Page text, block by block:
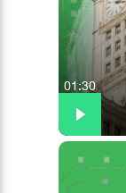
01:30